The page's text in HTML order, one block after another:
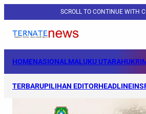
SCROLL TO CONTINUE WITH
HOMENASIONALMALUKU UTARA
TERBARUPILIHAN EDITORHEADLINE